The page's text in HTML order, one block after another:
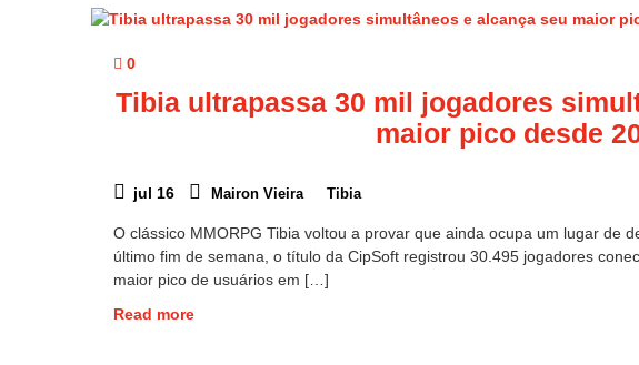
0
Tibia ultrapassa 30 mil jogadores
maior pico desde
jul 16 Mairon Vieira Tibia
O clássico MMORPG Tibia voltou a provar que ainda ocupa um lugar de
último fim de semana, o título da CipSoft registrou 30.495 jogadores
maior pico de usuários em […]
Read more